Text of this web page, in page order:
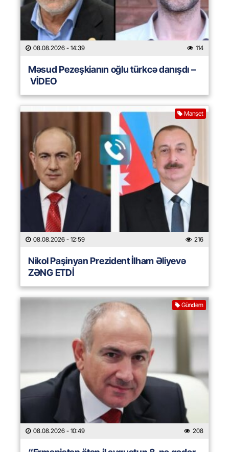
08.08.2026 - 14:39 114
Məsud Pezeşkianın oğlu türkcə danışdı –
VİDEO
Manşet
08.08.2026 - 12:59 216
Nikol Paşinyan Prezident İlham Əliyevə
ZƏNG ETDİ
Gündəm
08.08.2026 - 10:49 208